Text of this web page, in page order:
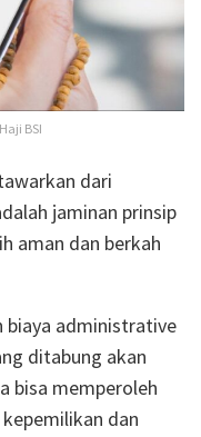
BSI
dari
jaminan prinsip
aman dan berkah
biaya administrative
ditabung akan
bisa memperoleh
dan